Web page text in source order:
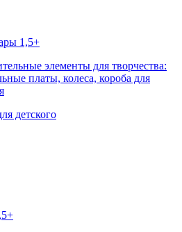
1,5+
элементы для творчества:
платы, колеса, короба для